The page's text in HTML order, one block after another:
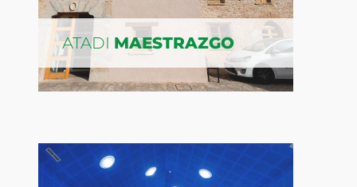
ATADI MAESTRAZGO